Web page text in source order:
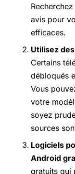
avis pour
efficaces.
Utilisez
Certains
débloqués
Vous
votre
soyez
sources
Logiciels
Android
gratuits qui